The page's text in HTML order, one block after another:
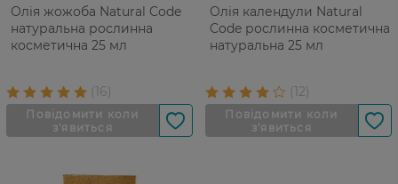
Олія жожоба Natural Code
натуральна рослинна
косметична 25 мл
Олія календули Natural
Code рослинна косметична
натуральна 25 мл